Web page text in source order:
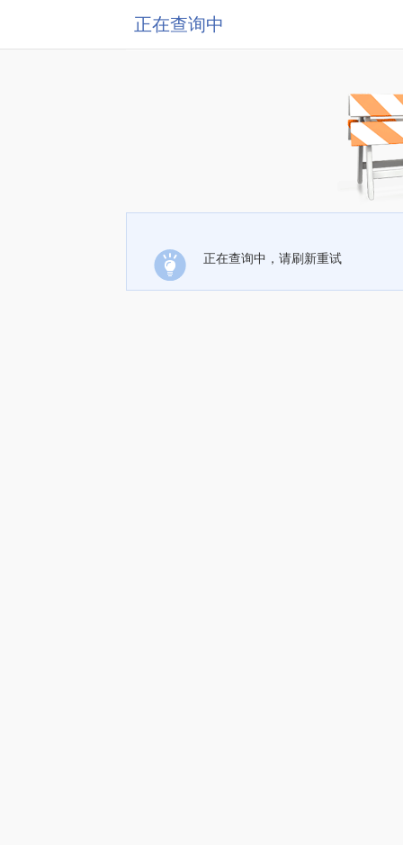
正在查询中
正在查询中，请刷新重试